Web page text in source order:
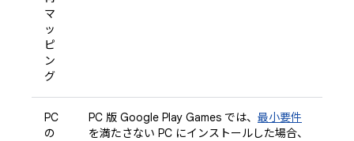
マ
ッ
ピ
ン
グ
PC
の
PC 版 Google Play Games では、 最小要件
を満たさない PC にインストールした場合、